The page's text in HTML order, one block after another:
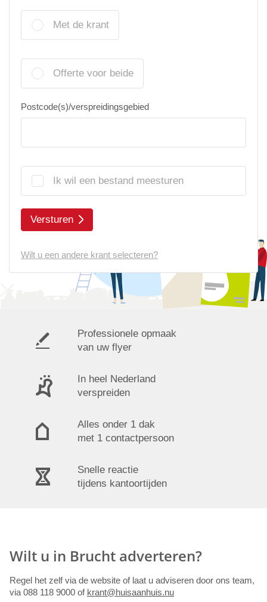
Met de krant
Offerte voor beide
Postcode(s)/verspreidingsgebied
Ik wil een bestand meesturen
Versturen
Wilt u een andere krant selecteren?
Professionele opmaak
van uw flyer
In heel Nederland
verspreiden
Alles onder 1 dak
met 1 contactpersoon
Snelle reactie
tijdens kantoortijden
Wilt u in Brucht adverteren?
Regel het zelf via de website of laat u adviseren door ons team,
via 088 118 9000 of krant@huisaanhuis.nu